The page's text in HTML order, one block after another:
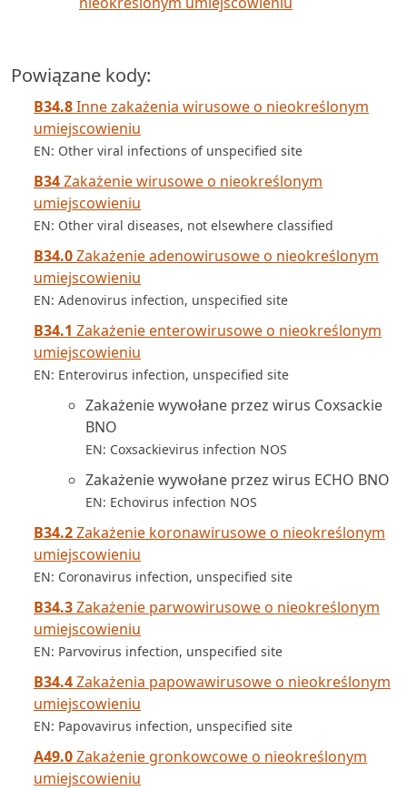
Powiązane kody:
B34.8Inne zakażenia wirusowe o nieokreślonym
umiejscowieniu
EN: Other viral infections of unspecified site
B34Zakażenie wirusowe o nieokreślonym
umiejscowieniu
EN: Other viral diseases, not elsewhere classified
B34.0Zakażenie adenowirusowe o nieokreślonym
umiejscowieniu
EN: Adenovirus infection, unspecified site
B34.1 Zakażenie enterowirusowe o nieokreślonym
umiejscowieniu
EN: Enterovirus infection, unspecified site
Zakażenie wywołane przez wirus Coxsackie
BNO
EN: Coxsackievirus infection NOS
Zakażenie wywołane przez wirus ECHO BNO
EN: Echovirus infection NOS
B34.2Zakażenie koronawirusowe o nieokreślonym
umiejscowieniu
EN: Coronavirus infection, unspecified site
B34.3Zakażenie parwowirusowe o nieokreślonym
umiejscowieniu
EN: Parvovirus infection, unspecified site
B34.4Zakażenia papowawirusowe o nieokreślonym
umiejscowieniu
EN: Papovavirus infection, unspecified site
A49.0Zakażenie gronkowcowe o nieokreślonym
umiejscowieniu